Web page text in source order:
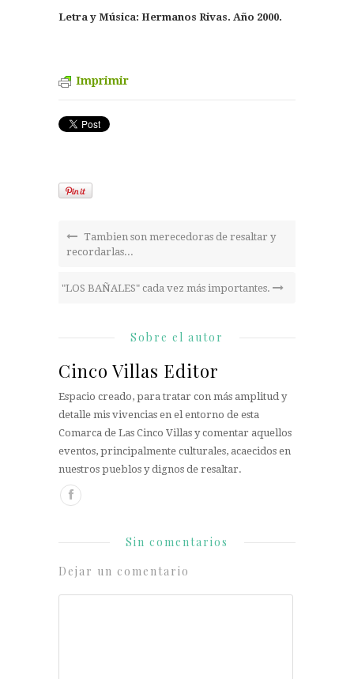
Letra y Música: Hermanos Rivas. Año 2000.
Imprimir
Tambien son merecedoras de resaltar y
recordarlas...
"LOS BAÑALES" cada vez más importantes.
Sobre el autor
Cinco Villas Editor
Espacio creado, para tratar con más amplitud y
detalle mis vivencias en el entorno de esta
Comarca de Las Cinco Villas y comentar aquellos
eventos, principalmente culturales, acaecidos en
nuestros pueblos y dignos de resaltar.
Sin comentarios
Dejar un comentario